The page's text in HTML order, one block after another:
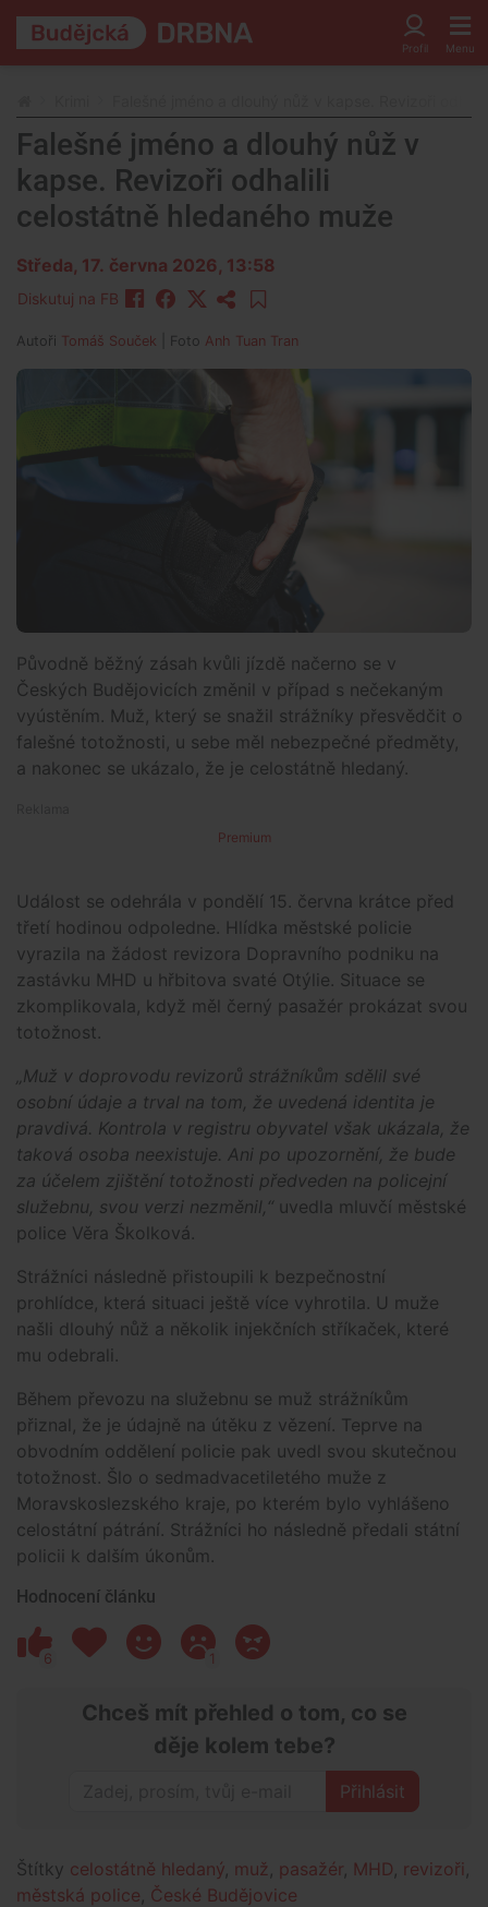
Falešné jméno a dlouhý nůž v
kapse. Revizoři odhalili
celostátně hledaného muže
Středa, 17. června 2026, 13:58
Diskutuj na FB
Autoři Tomáš Souček | Foto Anh Tuan Tran
Původně běžný zásah kvůli jízdě načerno se v
Českých Budějovicích změnil v případ s nečekaným
vyústěním. Muž, který se snažil strážníky přesvědčit o
falešné totožnosti, u sebe měl nebezpečné předměty,
a nakonec se ukázalo, že je celostátně hledaný.
Premium
Událost se odehrála v pondělí 15. června krátce před
třetí hodinou odpoledne. Hlídka městské policie
vyrazila na žádost revizora Dopravního podniku na
zastávku MHD u hřbitova svaté Otýlie. Situace se
zkomplikovala, když měl černý pasažér prokázat svou
totožnost.
„Muž v doprovodu revizorů strážníkům sdělil své
osobní údaje a trval na tom, že uvedená identita je
pravdivá. Kontrola v registru obyvatel však ukázala, že
taková osoba neexistuje. Ani po upozornění, že bude
za účelem zjištění totožnosti předveden na policejní
služebnu, svou verzi nezměnil,“ uvedla mluvčí městské
police Věra Školková.
Strážníci následně přistoupili k bezpečnostní
prohlídce, která situaci ještě více vyhrotila. U muže
našli dlouhý nůž a několik injekčních stříkaček, které
mu odebrali.
Během převozu na služebnu se muž strážníkům
přiznal, že je údajně na útěku z vězení. Teprve na
obvodním oddělení policie pak uvedl svou skutečnou
totožnost. Šlo o sedmadvacetiletého muže z
Moravskoslezského kraje, po kterém bylo vyhlášeno
celostátní pátrání. Strážníci ho následně předali státní
policii k dalším úkonům.
Hodnocení článku
6 1
Chceš mít přehled o tom, co se
děje kolem tebe?
Přihlásit
Štítky celostátně hledaný muž pasažér MHD revizoři
městská police České Budějovice